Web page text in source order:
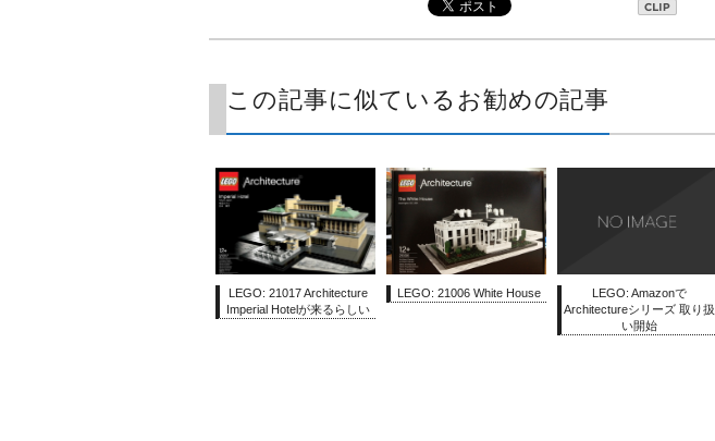
この記事に似ているお勧めの記事
LEGO: 21017 Architecture
Imperial Hotelが来るらしい
LEGO: 21006 White House
LEGO: Amazonで
Architectureシリーズ 取り扱
い開始